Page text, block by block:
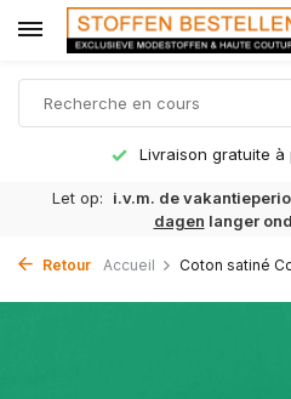
Livraison gratuite à
Let op: i.v.m. de
dagen langer
Retour Accueil Coton satiné